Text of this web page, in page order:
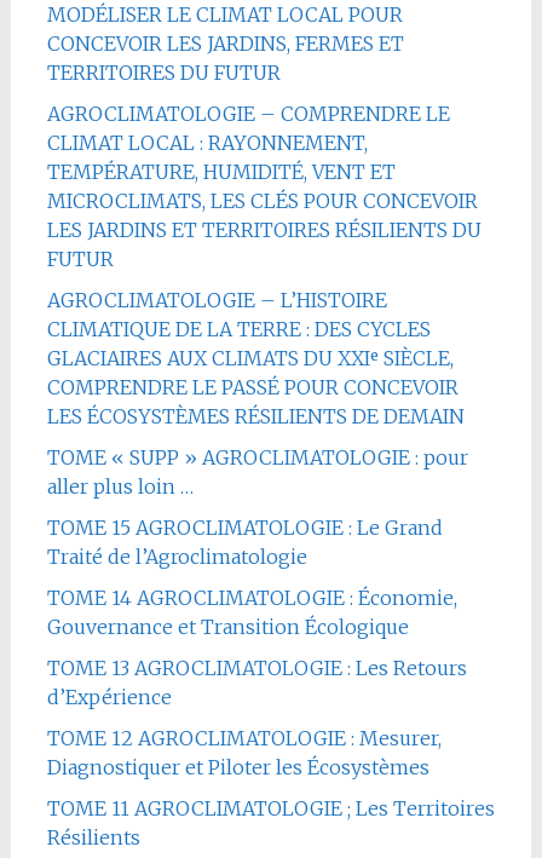
MODÉLISER LE CLIMAT LOCAL POUR
CONCEVOIR LES JARDINS, FERMES ET
TERRITOIRES DU FUTUR
AGROCLIMATOLOGIE – COMPRENDRE LE
CLIMAT LOCAL : RAYONNEMENT,
TEMPÉRATURE, HUMIDITÉ, VENT ET
MICROCLIMATS, LES CLÉS POUR CONCEVOIR
LES JARDINS ET TERRITOIRES RÉSILIENTS DU
FUTUR
AGROCLIMATOLOGIE – L’HISTOIRE
CLIMATIQUE DE LA TERRE : DES CYCLES
GLACIAIRES AUX CLIMATS DU XXIᵉ SIÈCLE,
COMPRENDRE LE PASSÉ POUR CONCEVOIR
LES ÉCOSYSTÈMES RÉSILIENTS DE DEMAIN
TOME « SUPP » AGROCLIMATOLOGIE : pour
aller plus loin …
TOME 15 AGROCLIMATOLOGIE : Le Grand
Traité de l’Agroclimatologie
TOME 14 AGROCLIMATOLOGIE : Économie,
Gouvernance et Transition Écologique
TOME 13 AGROCLIMATOLOGIE : Les Retours
d’Expérience
TOME 12 AGROCLIMATOLOGIE : Mesurer,
Diagnostiquer et Piloter les Écosystèmes
TOME 11 AGROCLIMATOLOGIE ; Les Territoires
Résilients